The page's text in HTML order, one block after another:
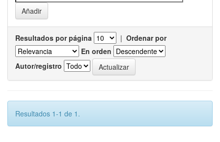
Resultados por página | Ordenar por
En orden
Autor/registro
Resultados 1-1 de 1.